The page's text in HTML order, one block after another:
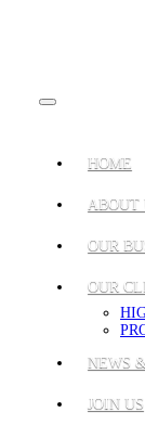
HOME
ABOUT
OUR
OUR
NEWS
JOIN US